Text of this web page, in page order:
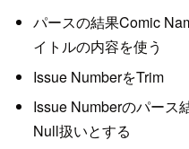
パースの結果Comic
イトルの内容を使う
Issue NumberをTrim
Issue Numberのパース
Null扱いとする